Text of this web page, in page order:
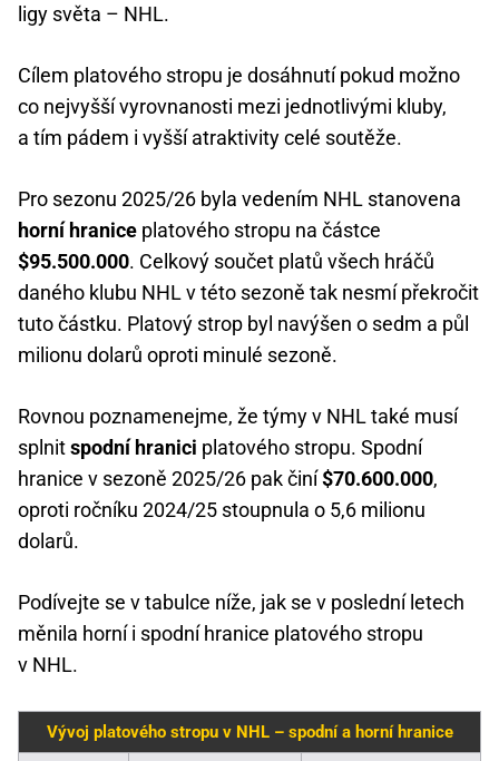
ligy světa – NHL.
Cílem platového stropu je dosáhnutí pokud možno
co nejvyšší vyrovnanosti mezi jednotlivými kluby,
a tím pádem i vyšší atraktivity celé soutěže.
Pro sezonu 2025/26 byla vedením NHL stanovena
horní hranice platového stropu na částce
$95.500.000. Celkový součet platů všech hráčů
daného klubu NHL v této sezoně tak nesmí překročit
tuto částku. Platový strop byl navýšen o sedm a půl
milionu dolarů oproti minulé sezoně.
Rovnou poznamenejme, že týmy v NHL také musí
splnitspodní hranici platového stropu. Spodní
hranice v sezoně 2025/26 pak činí$70.600.000,
oproti ročníku 2024/25 stoupnula o 5,6 milionu
dolarů.
Podívejte se v tabulce níže, jak se v poslední letech
měnila horní i spodní hranice platového stropu
v NHL.
Vývoj platového stropu v NHL – spodní a horní hranice